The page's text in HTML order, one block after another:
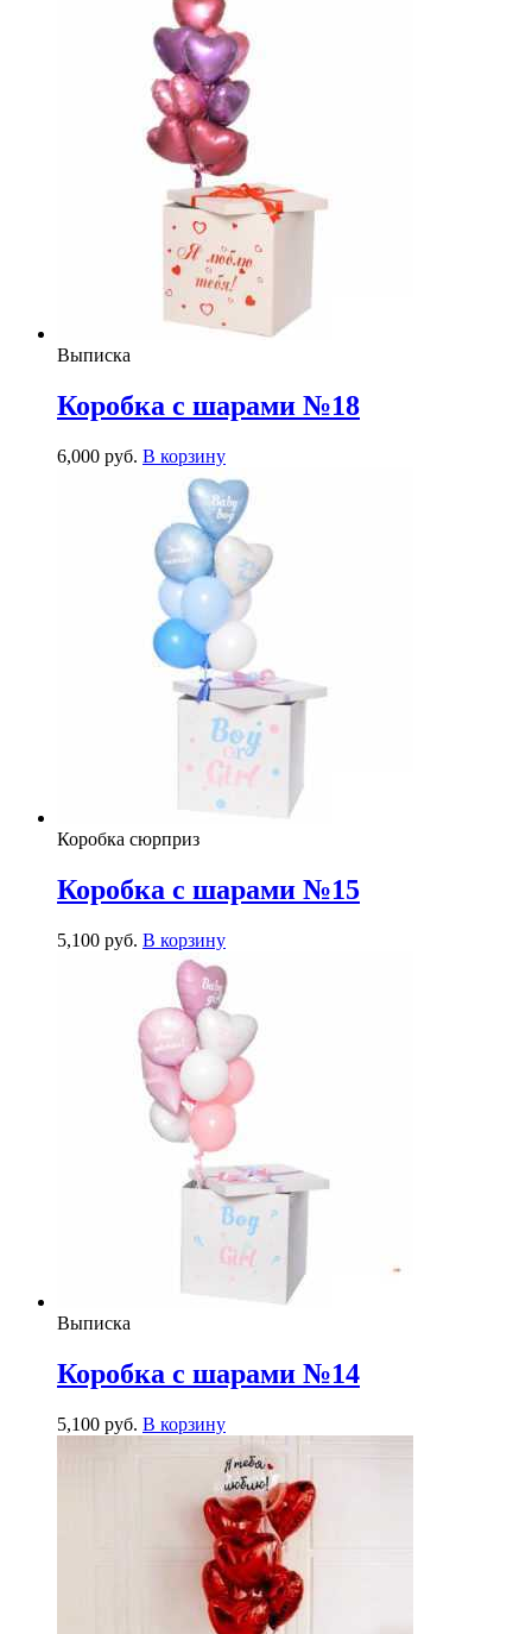
Выписка
Коробка с шарами №18
6,000 руб. В корзину
Коробка сюрприз
Коробка с шарами №15
5,100 руб. В корзину
Выписка
Коробка с шарами №14
5,100 руб. В корзину